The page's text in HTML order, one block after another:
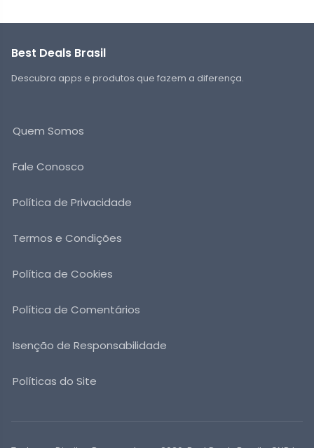
Best Deals Brasil
Descubra apps e produtos que fazem a diferença.
Quem Somos
Fale Conosco
Política de Privacidade
Termos e Condições
Política de Cookies
Política de Comentários
Isenção de Responsabilidade
Políticas do Site